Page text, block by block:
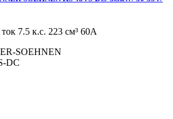
7.5 к.с. 223 см³ 60А
SOEHNEN
DC